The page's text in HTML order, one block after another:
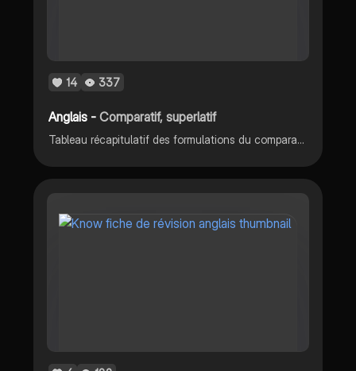
14 337
Anglais -Comparatif, superlatif
Tableau récapitulatif des formulations du comparatif et du superlatif